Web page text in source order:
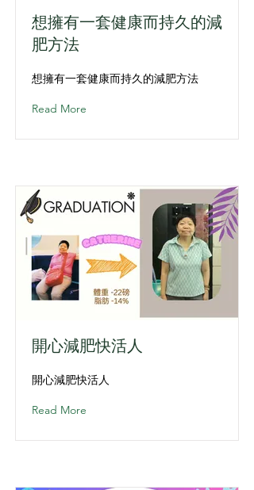
想擁有一套健康而持久的減
肥方法
想擁有一套健康而持久的減肥方法
Read More
開心減肥快活人
開心減肥快活人
Read More